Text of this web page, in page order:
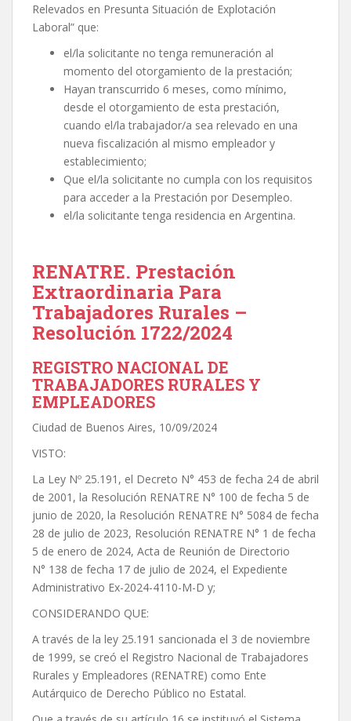
Relevados en Presunta Situación de Explotación
Laboral” que:
el/la solicitante no tenga remuneración al
momento del otorgamiento de la prestación;
Hayan transcurrido 6 meses, como mínimo,
desde el otorgamiento de esta prestación,
cuando el/la trabajador/a sea relevado en una
nueva fiscalización al mismo empleador y
establecimiento;
Que el/la solicitante no cumpla con los requisitos
para acceder a la Prestación por Desempleo.
el/la solicitante tenga residencia en Argentina.
RENATRE. Prestación
Extraordinaria Para
Trabajadores Rurales –
Resolución 1722/2024
REGISTRO NACIONAL DE
TRABAJADORES RURALES Y
EMPLEADORES
Ciudad de Buenos Aires, 10/09/2024
VISTO:
La Ley Nº 25.191, el Decreto N° 453 de fecha 24 de abril
de 2001, la Resolución RENATRE N° 100 de fecha 5 de
junio de 2020, la Resolución RENATRE N° 5084 de fecha
28 de julio de 2023, Resolución RENATRE N° 1 de fecha
5 de enero de 2024, Acta de Reunión de Directorio
N° 138 de fecha 17 de julio de 2024, el Expediente
Administrativo Ex-2024-4110-M-D y;
CONSIDERANDO QUE:
A través de la ley 25.191 sancionada el 3 de noviembre
de 1999, se creó el Registro Nacional de Trabajadores
Rurales y Empleadores (RENATRE) como Ente
Autárquico de Derecho Público no Estatal.